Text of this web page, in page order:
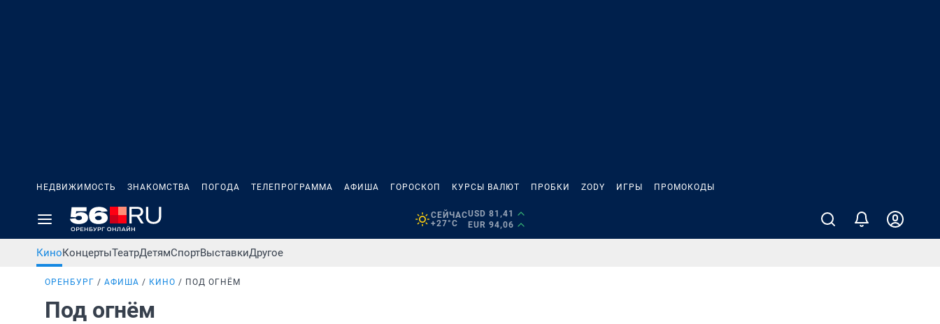
НЕДВИЖИМОСТЬ ЗНАКОМСТВА ПОГОДА ТЕЛЕПРОГРАММА АФИША ГОРОСКОП КУРСЫ ВАЛЮТ ПРОБКИ ZODY ИГРЫ ПРОМОКОДЫ
СЕЙЧАС
+27°C
USD 81,41
EUR 94,06
КиноКонцертыТеатрДетямСпортВыставкиДругое
ОРЕНБУРГ АФИША КИНО ПОД ОГНЁМ
Под огнём